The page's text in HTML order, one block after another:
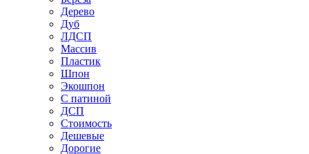
Дерево
Дуб
ЛДСП
Массив
Пластик
Шпон
Экошпон
С патиной
ДСП
Стоимость
Дешевые
Дорогие